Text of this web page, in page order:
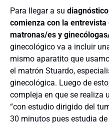
Para llegar a su
comienza con la
matronas/es y
ginecológico va a incluir
mismo aparatito que
el matrón Stuardo,
ginecológica. Luego de
compleja en que se realiza
“con estudio dirigido del
30 minutos pues estudia